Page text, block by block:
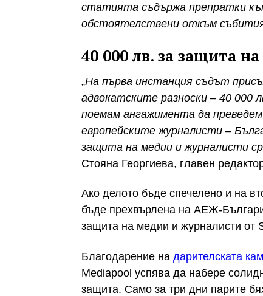
статията съдържа препратки
обстоятелствени откъм
40 000 лв. за защита
„На първа инстанция съдът
адвокатските разноски – 40 000
поемам ангажимента да
европейските журналисти –
защита на медии и журналисти
Стояна Георгиева, главен
Ако делото бъде спечелено и на
бъде прехвърлена на АЕЖ-
защита на медии и журналисти от
Благодарение на дарителската
Mediapool успява да набере
защита. Само за три дни парите